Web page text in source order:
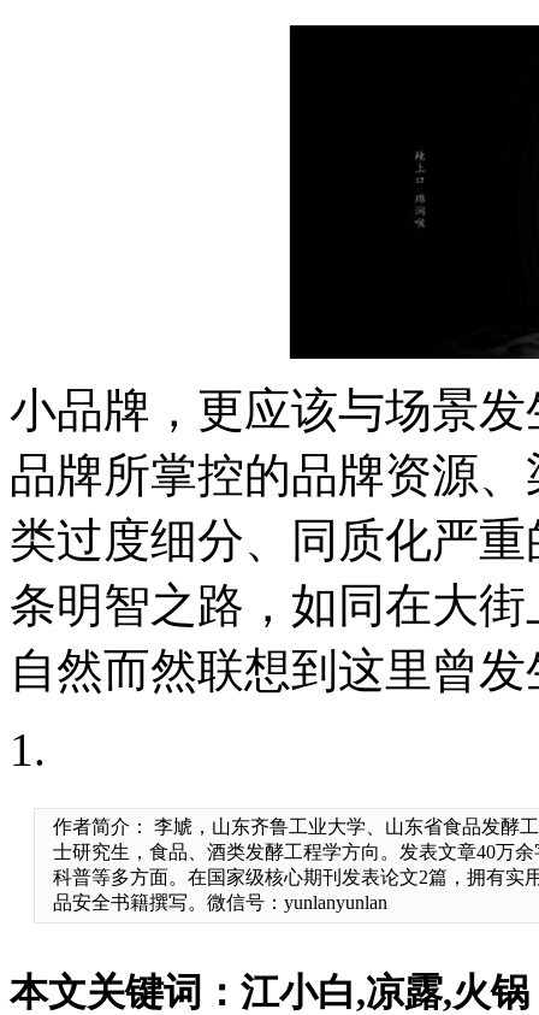
小品牌，更应该与场景
品牌所掌控的品牌资源
类过度细分、同质化严
条明智之路，如同在大
自然而然联想到这里曾
作者简介： 李虓，山东齐鲁工业大学、山东省食品发酵
士研究生，食品、酒类发酵工程学方向。发表文章40万
科普等多方面。在国家级核心期刊发表论文2篇，拥有实
品安全书籍撰写。微信号：yunlanyunlan
本文关键词：江小白,凉露,火锅